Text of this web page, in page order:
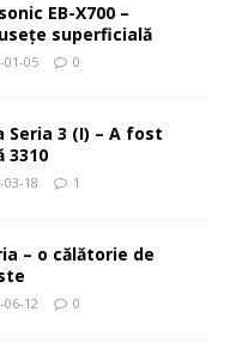
EB-X700 –
superficială
01-05 0
Seria 3 (I) – A fost
3310
03-18 1
– o călătorie de
06-12 0